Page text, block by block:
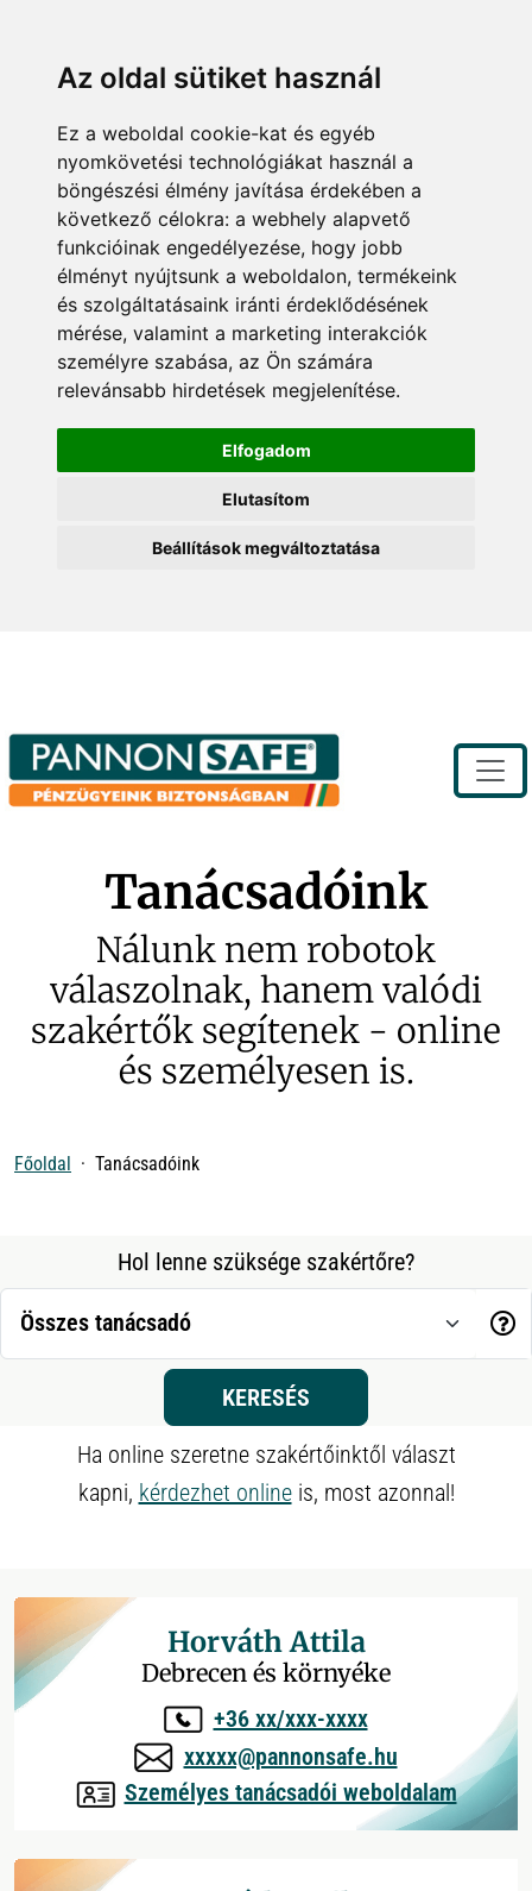
Az oldal sütiket használ
Ez a weboldal cookie-kat és egyéb
nyomkövetési technológiákat használ a
böngészési élmény javítása érdekében a
következő célokra: a webhely alapvető
funkcióinak engedélyezése, hogy jobb
élményt nyújtsunk a weboldalon, termékeink
és szolgáltatásaink iránti érdeklődésének
mérése, valamint a marketing interakciók
személyre szabása, az Ön számára
relevánsabb hirdetések megjelenítése.
Elfogadom
Elutasítom
Beállítások megváltoztatása
+36 70 380 8334 info@pannonsafe.hu
Tanácsadóink
Nálunk nem robotok
válaszolnak, hanem valódi
szakértők segítenek - online
és személyesen is.
Főoldal Tanácsadóink
Hol lenne szüksége szakértőre?
KERESÉS
Ha online szeretne szakértőinktől választ
kapni, kérdezhet onlineis, most azonnal!
Horváth Attila
Debrecen és környéke
+36 xx/xxx-xxxx
xxxxx@pannonsafe.hu
Személyes tanácsadói weboldalam